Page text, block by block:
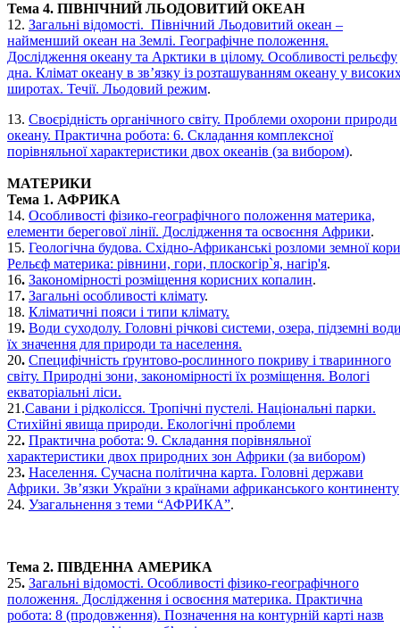
Тема 4. ПІВНІЧНИЙ ЛЬОДОВИТИЙ ОКЕАН
12. Загальні відомості. Північний Льодовитий океан –
найменший океан на Землі. Географічне положення.
Дослідження океану та Арктики в цілому. Особливості рельєфу
дна. Клімат океану в зв’язку із розташуванням океану у
широтах. Течії. Льодовий режим.
13. Своєрідність органічного світу. Проблеми охорони природи
океану. Практична робота: 6. Складання комплексної
порівняльної характеристики двох океанів (за вибором).
МАТЕРИКИ
Тема 1. АФРИКА
14. Особливості фізико-географічного положення материка,
елементи берегової лінії. Дослідження та освоєння Африки.
15. Геологічна будова. Східно-Африканські розломи земної
Рельєф материка: рівнини, гори, плоскогір`я, нагір'я.
16. Закономірності розміщення корисних копалин.
17. Загальні особливості клімату.
18. Кліматичні пояси і типи клімату.
19. Води суходолу. Головні річкові системи, озера, підземні
їх значення для природи та населення.
20. Специфічність ґрунтово-рослинного покриву і тваринного
світу. Природні зони, закономірності їх розміщення. Вологі
екваторіальні ліси.
21.Савани і рідколісся. Тропічні пустелі. Національні парки.
Стихійні явища природи. Екологічні проблеми
22. Практична робота: 9. Складання порівняльної
характеристики двох природних зон Африки (за вибором)
23. Населення. Сучасна політична карта. Головні держави
Африки. Зв’язки України з країнами африканського континенту
24. Узагальнення з теми “АФРИКА”.
Тема 2. ПІВДЕННА АМЕРИКА
25. Загальні відомості. Особливості фізико-географічного
положення. Дослідження і освоєння материка. Практична
робота: 8 (продовження). Позначення на контурній карті назв